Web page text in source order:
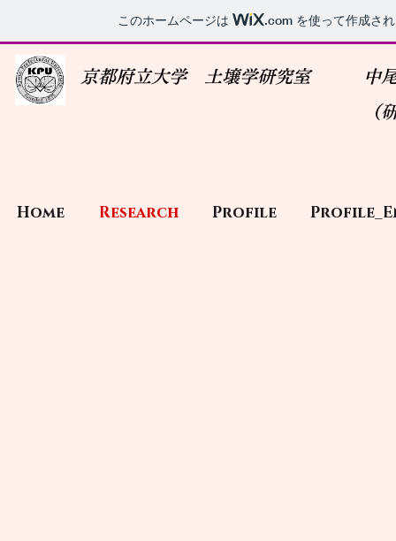
このホームページは .com を使って作成さ
京都府立大学 土壌学研究室
中
（研究室メインペ
Home Research Profile